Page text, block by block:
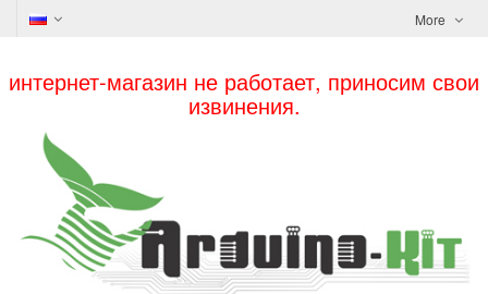
More
интернет-магазин не работает, приносим свои
извинения.